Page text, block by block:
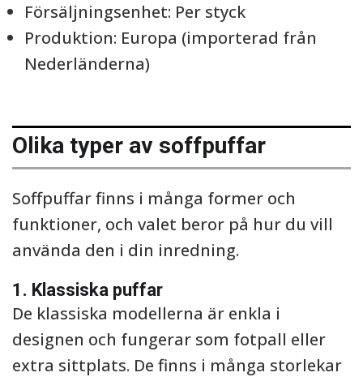
Försäljningsenhet: Per styck
Produktion: Europa (importerad från
Nederländerna)
Olika typer av soffpuffar
Soffpuffar finns i många former och
funktioner, och valet beror på hur du vill
använda den i din inredning.
1. Klassiska puffar
De klassiska modellerna är enkla i
designen och fungerar som fotpall eller
extra sittplats. De finns i många storlekar